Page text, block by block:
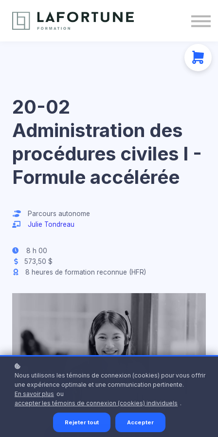
À propos
20-02
Administration des
procédures civiles I -
Formule accélérée
Parcours autonome
Julie Tondreau
8 h 00
573,50 $
8 heures de formation reconnue (HFR)
Nous utilisons les témoins de connexion (cookies) pour vous offrir
une expérience optimale et une communication pertinente.
En savoir plus ou
accepter les témoins de connexion (cookies) individuels .
Rejeter tout Accepter